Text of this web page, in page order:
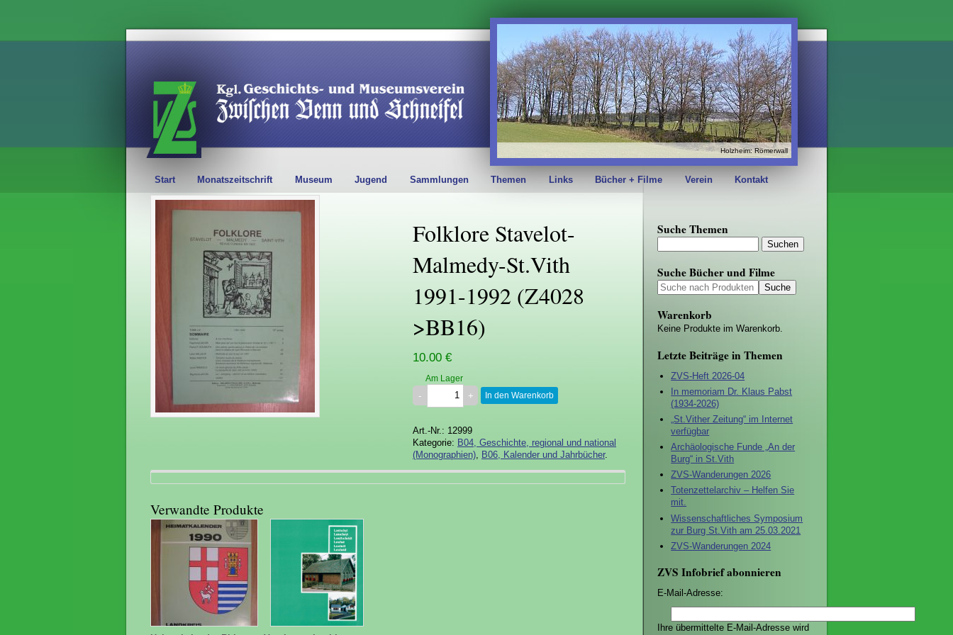
Holzheim: Römerwall
Start Monatszeitschrift Museum Jugend Sammlungen Themen Links Bücher + Filme Verein Kontakt
Folklore Stavelot-
Malmedy-St.Vith
1991-1992 (Z4028
>BB16)
10.00 €
Am Lager
In den Warenkorb
Art.-Nr.: 12999
Kategorie: B04, Geschichte, regional und national
(Monographien) B06, Kalender und Jahrbücher.
Verwandte Produkte
Suche Themen
Suche Bücher und Filme
Warenkorb
Keine Produkte im Warenkorb.
Letzte Beiträge in Themen
ZVS-Heft 2026-04
In memoriam Dr. Klaus Pabst
(1934-2026)
„St.Vither Zeitung“ im Internet
verfügbar
Archäologische Funde „An der
Burg“ in St.Vith
ZVS-Wanderungen 2026
Totenzettelarchiv – Helfen Sie
mit.
Wissenschaftliches Symposium
zur Burg St.Vith am 25.03.2021
ZVS-Wanderungen 2024
ZVS Infobrief abonnieren
E-Mail-Adresse:
Ihre übermittelte E-Mail-Adresse wird